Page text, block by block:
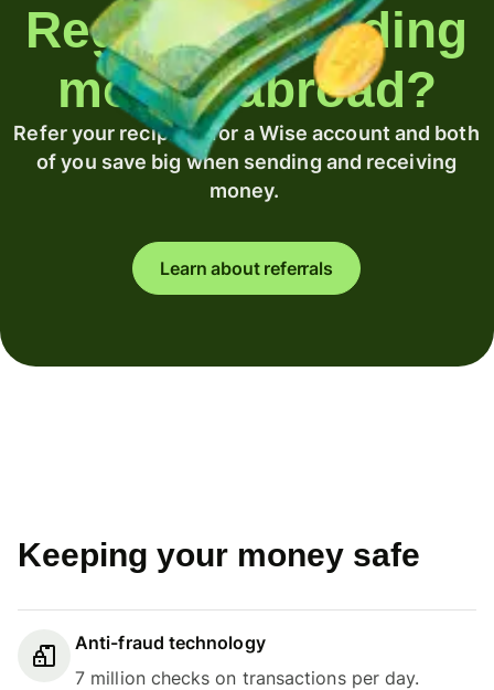
Regularly sending
money abroad?
Refer your recipient for a Wise account and both
of you save big when sending and receiving
money.
Learn about referrals
Keeping your money safe
Anti-fraud technology
7 million checks on transactions per day.